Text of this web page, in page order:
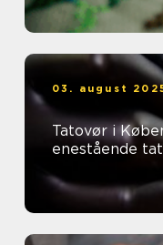
03. august
Tatovør i
enestående